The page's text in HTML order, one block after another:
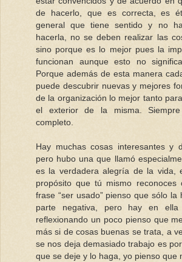
de hacerlo, que es correcta, es
general que tiene sentido y no
hacerla, no se deben realizar las
sino porque es lo mejor pues la
funcionan aunque esto no
Porque además de esta manera
puede descubrir nuevas y mejores
de la organización lo mejor tanto
el exterior de la misma.
completo.
Hay muchas cosas interesantes y
pero hubo una que llamó
es la verdadera alegría de la vida,
propósito que tú mismo reconoces
frase “ser usado” pienso que sólo la
parte negativa, pero hay en ella
reflexionando un poco pienso que
más si de cosas buenas se trata, a
se nos deja demasiado trabajo es
que se deje y lo haga, yo pienso que